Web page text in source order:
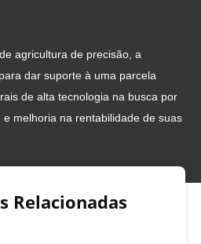
agricultura de precisão, a
dar suporte à uma parcela
de alta tecnologia na busca por
melhoria na rentabilidade de suas
Relacionadas